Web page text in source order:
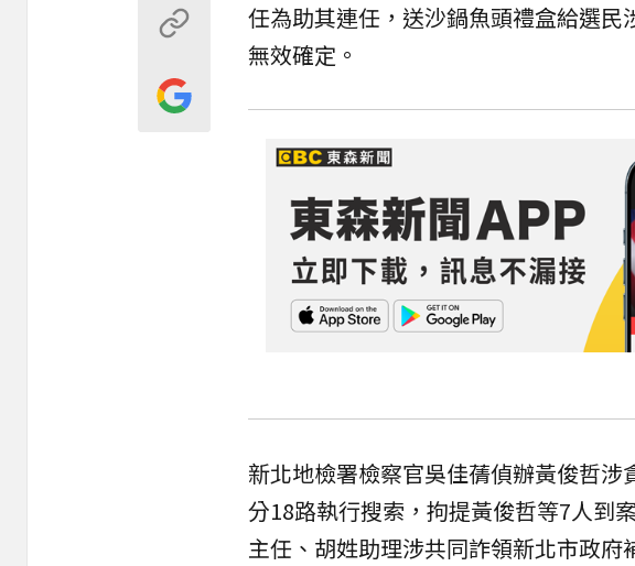
任為助其連任，送沙鍋魚頭禮盒給選
無效確定。
新北地檢署檢察官吳佳蒨偵辦黃俊哲
分18路執行搜索，拘提黃俊哲等7人到
主任、胡姓助理涉共同詐領新北市政